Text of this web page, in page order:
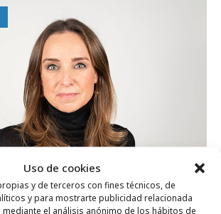
Uso de cookies
y de terceros con fines técnicos, de
y para mostrarte publicidad relacionada
el análisis anónimo de los hábitos de
2025